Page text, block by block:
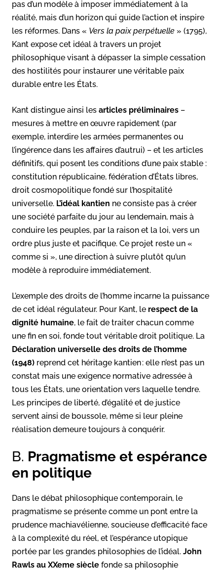
pas d’un modèle à imposer immédiatement à la
réalité, mais d’un horizon qui guide l’action et inspire
les réformes. Dans « Vers la paix perpétuelle » (1795),
Kant expose cet idéal à travers un projet
philosophique visant à dépasser la simple cessation
des hostilités pour instaurer une véritable paix
durable entre les États.
Kant distingue ainsi les articles préliminaires –
mesures à mettre en œuvre rapidement (par
exemple, interdire les armées permanentes ou
l’ingérence dans les affaires d’autrui) – et les articles
définitifs, qui posent les conditions d’une paix stable :
constitution républicaine, fédération d’États libres,
droit cosmopolitique fondé sur l’hospitalité
universelle. L’idéal kantien ne consiste pas à créer
une société parfaite du jour au lendemain, mais à
conduire les peuples, par la raison et la loi, vers un
ordre plus juste et pacifique. Ce projet reste un «
comme si », une direction à suivre plutôt qu’un
modèle à reproduire immédiatement.
L’exemple des droits de l’homme incarne la puissance
de cet idéal régulateur. Pour Kant, le respect de la
dignité humaine, le fait de traiter chacun comme
une fin en soi, fonde tout véritable droit politique. La
Déclaration universelle des droits de l’homme
(1948) reprend cet héritage kantien : elle n’est pas un
constat mais une exigence normative adressée à
tous les États, une orientation vers laquelle tendre.
Les principes de liberté, d’égalité et de justice
servent ainsi de boussole, même si leur pleine
réalisation demeure toujours à conquérir.
B. Pragmatisme et espérance
en politique
Dans le débat philosophique contemporain, le
pragmatisme se présente comme un pont entre la
prudence machiavélienne, soucieuse d’efficacité face
à la complexité du réel, et l’espérance utopique
portée par les grandes philosophies de l’idéal. John
Rawls au XXeme siècle fonde sa philosophie